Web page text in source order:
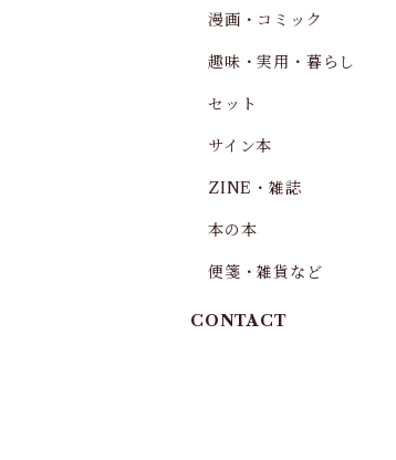
漫画・コミック
趣味・実用・暮らし
セット
サイン本
ZINE・雑誌
本の本
便箋・雑貨など
CONTACT